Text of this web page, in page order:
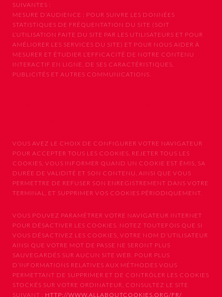
SUIVANTES :
MESURE D’AUDIENCE : POUR SUIVRE LES DONNÉES
STATISTIQUES DE FRÉQUENTATION DU SITE (SOIT
L’UTILISATION FAITE DU SITE PAR LES UTILISATEURS ET POUR
AMÉLIORER LES SERVICES DU SITE) ET POUR NOUS AIDER À
MESURER ET ÉTUDIER L’EFFICACITÉ DE NOTRE CONTENU
INTERACTIF EN LIGNE, DE SES CARACTÉRISTIQUES,
PUBLICITÉS ET AUTRES COMMUNICATIONS.
VOUS AVEZ LE CHOIX DE CONFIGURER VOTRE NAVIGATEUR
POUR ACCEPTER TOUS LES COOKIES, REJETER TOUS LES
COOKIES, VOUS INFORMER QUAND UN COOKIE EST ÉMIS, SA
DURÉE DE VALIDITÉ ET SON CONTENU, AINSI QUE VOUS
PERMETTRE DE REFUSER SON ENREGISTREMENT DANS VOTRE
TERMINAL, ET SUPPRIMER VOS COOKIES PÉRIODIQUEMENT.
VOUS POUVEZ PARAMÉTRER VOTRE NAVIGATEUR INTERNET
POUR DÉSACTIVER LES COOKIES. NOTEZ TOUTEFOIS QUE SI
VOUS DÉSACTIVEZ LES COOKIES, VOTRE NOM D’UTILISATEUR
AINSI QUE VOTRE MOT DE PASSE NE SERONT PLUS
SAUVEGARDÉS SUR AUCUN SITE WEB. POUR PLUS
D’INFORMATIONS RELATIVES AUX MÉTHODES VOUS
PERMETTANT DE SUPPRIMER ET DE CONTRÔLER LES COOKIES
STOCKÉS SUR VOTRE ORDINATEUR, CONSULTEZ LE SITE
SUIVANT : HTTP://WWW.ALLABOUTCOOKIES.ORG/FR/